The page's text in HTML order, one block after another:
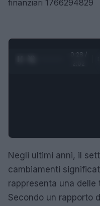
0:28 /
Negli ultimi anni, il
cambiamenti
rappresenta una
Secondo un rapporto